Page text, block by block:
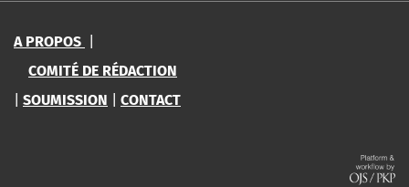
A PROPOS
COMITÉ DE RÉDACTION
SOUMISSION CONTACT